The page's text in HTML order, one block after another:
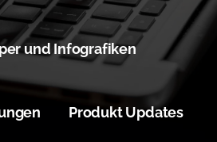
und Infografiken
Produkt Updates